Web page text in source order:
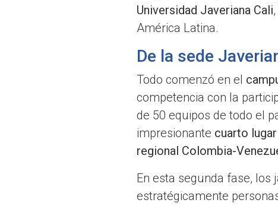
Universidad Javeriana Cali
América Latina.
De la sede
Todo comenzó en el
competencia con la
de 50 equipos de todo el
impresionante cuarto
regional Colombia-
En esta segunda fase,
estratégicamente